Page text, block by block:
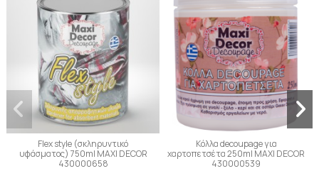
Flex style (σκληρυντικό
υφάσματος) 750ml MAXI DECOR
430000658
Κόλλα decoupage για
χαρτοπετσέτα 250ml MAXI DECOR
430000539